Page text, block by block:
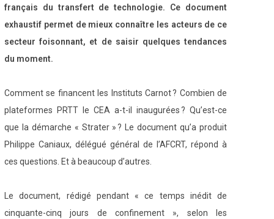
français du transfert de technologie. Ce document
exhaustif permet de mieux connaître les acteurs de ce
secteur foisonnant, et de saisir quelques tendances
du moment.
Comment se financent les Instituts Carnot ? Combien de
plateformes PRTT le CEA a-t-il inaugurées ? Qu’est-ce
que la démarche « Strater » ? Le document qu’a produit
Philippe Caniaux, délégué général de l’AFCRT, répond à
ces questions. Et à beaucoup d’autres.
Le document, rédigé pendant « ce temps inédit de
cinquante-cinq jours de confinement », selon les